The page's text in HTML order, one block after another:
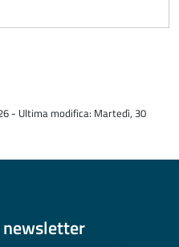
- Ultima modifica: Martedì, 30
newsletter